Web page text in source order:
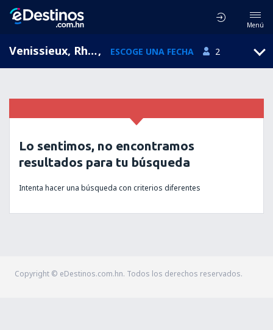
Menú
Venissieux, Rhone-Alpes, Francia, ESCOGE UNA FECHA 2
Lo sentimos, no encontramos
resultados para tu búsqueda
Intenta hacer una búsqueda con criterios diferentes
Copyright © eDestinos.com.hn. Todos los derechos reservados.